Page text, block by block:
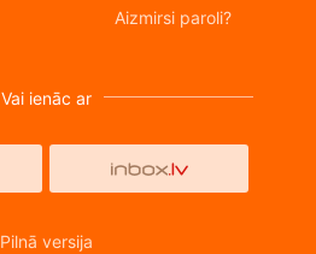
Aizmirsi paroli?
Vai ienāc ar
Pilnā versija